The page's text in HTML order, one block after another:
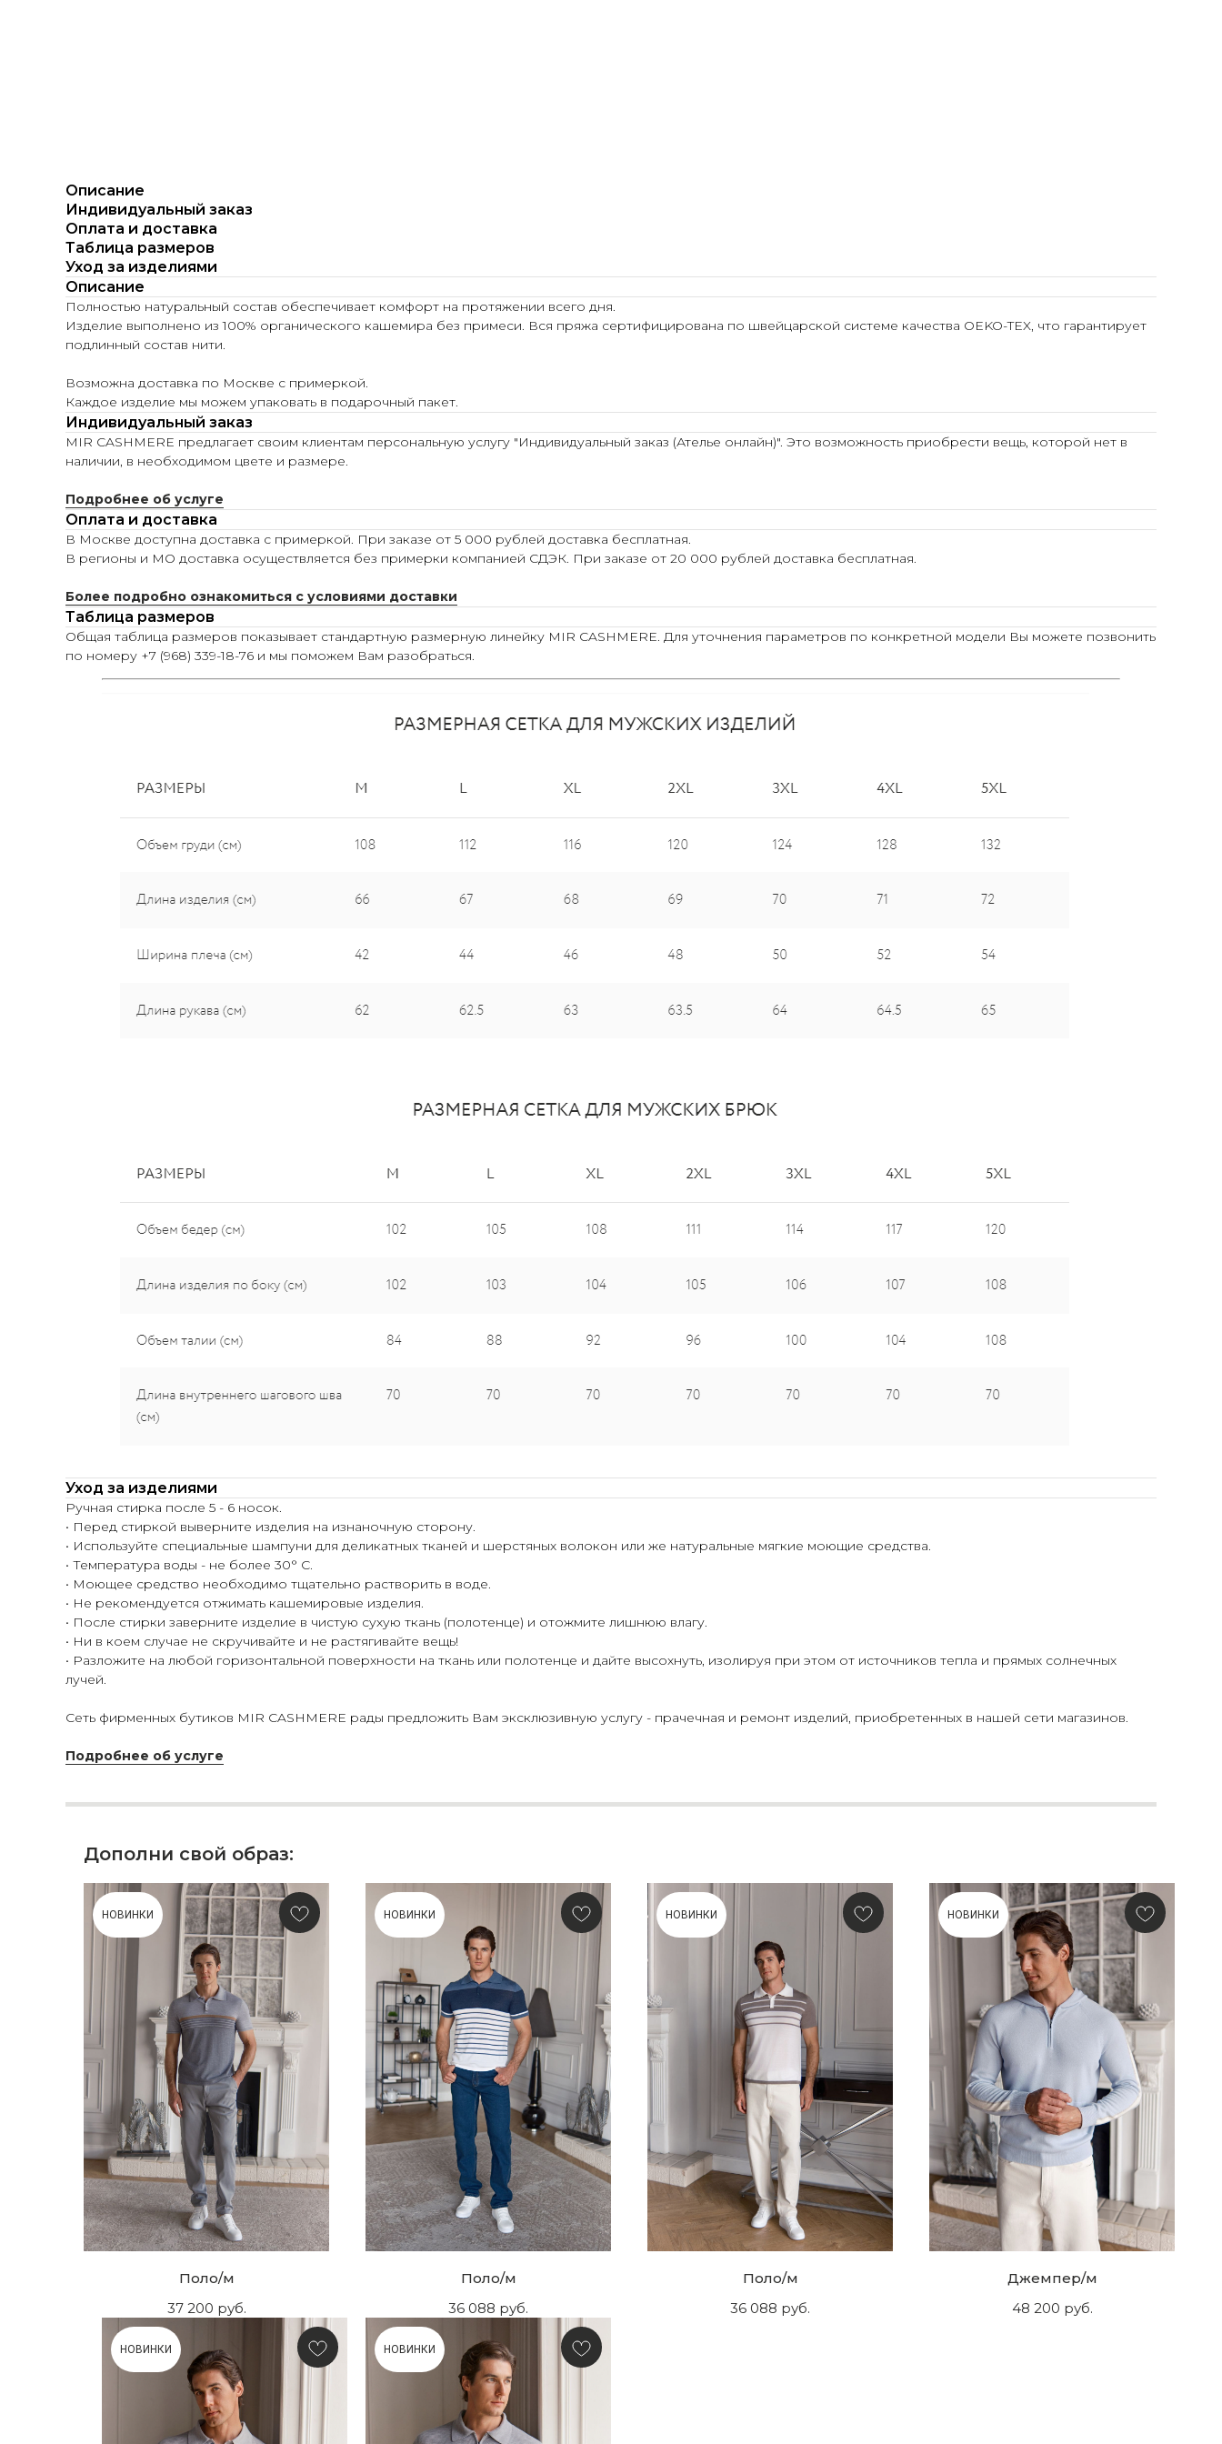
Описание
Индивидуальный заказ
Оплата и доставка
Таблица размеров
Уход за изделиями
Описание
Полностью натуральный состав обеспечивает комфорт на протяжении всего дня.
Изделие выполнено из 100% органического кашемира без примеси. Вся пряжа сертифицирована по швейцарской системе качества OEKO-TEX, что гарантирует
подлинный состав нити.
Возможна доставка по Москве с примеркой.
Каждое изделие мы можем упаковать в подарочный пакет.
Индивидуальный заказ
MIR CASHMERE предлагает своим клиентам персональную услугу "Индивидуальный заказ (Ателье онлайн)". Это возможность приобрести вещь, которой нет в
наличии, в необходимом цвете и размере.
Подробнее об услуге
Оплата и доставка
В Москве доступна доставка с примеркой. При заказе от 5 000 рублей доставка бесплатная.
В регионы и МО доставка осуществляется без примерки компанией СДЭК. При заказе от 20 000 рублей доставка бесплатная.
Более подробно ознакомиться с условиями доставки
Таблица размеров
Общая таблица размеров показывает стандартную размерную линейку MIR CASHMERE. Для уточнения параметров по конкретной модели Вы можете позвонить
по номеру +7 (968) 339-18-76 и мы поможем Вам разобраться.
Уход за изделиями
Ручная стирка после 5 - 6 носок.
• Перед стиркой выверните изделия на изнаночную сторону.
• Используйте специальные шампуни для деликатных тканей и шерстяных волокон или же натуральные мягкие моющие средства.
• Температура воды - не более 30° С.
• Моющее средство необходимо тщательно растворить в воде.
• Не рекомендуется отжимать кашемировые изделия.
• После стирки заверните изделие в чистую сухую ткань (полотенце) и отожмите лишнюю влагу.
• Ни в коем случае не скручивайте и не растягивайте вещь!
• Разложите на любой горизонтальной поверхности на ткань или полотенце и дайте высохнуть, изолируя при этом от источников тепла и прямых солнечных
лучей.
Сеть фирменных бутиков MIR CASHMERE рады предложить Вам эксклюзивную услугу - прачечная и ремонт изделий, приобретенных в нашей сети магазинов.
Подробнее об услуге
Дополни свой образ:
НОВИНКИ
Поло/м
37 200 руб.
НОВИНКИ
Поло/м
36 088 руб.
НОВИНКИ
Поло/м
36 088 руб.
НОВИНКИ
Джемпер/м
48 200 руб.
НОВИНКИ НОВИНКИ